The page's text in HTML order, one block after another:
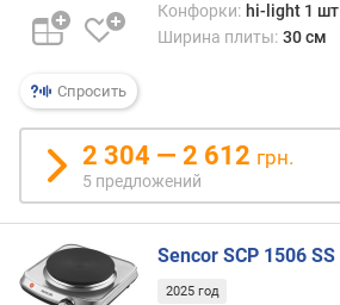
р
а
у
р
(
C
)
м
Спросить
Конфорки: hi-light 1 шт
Ширина плиты: 30 см
2 304 — 2 612 грн.
5 предложений
Sencor SCP 1506 SS
2025 год